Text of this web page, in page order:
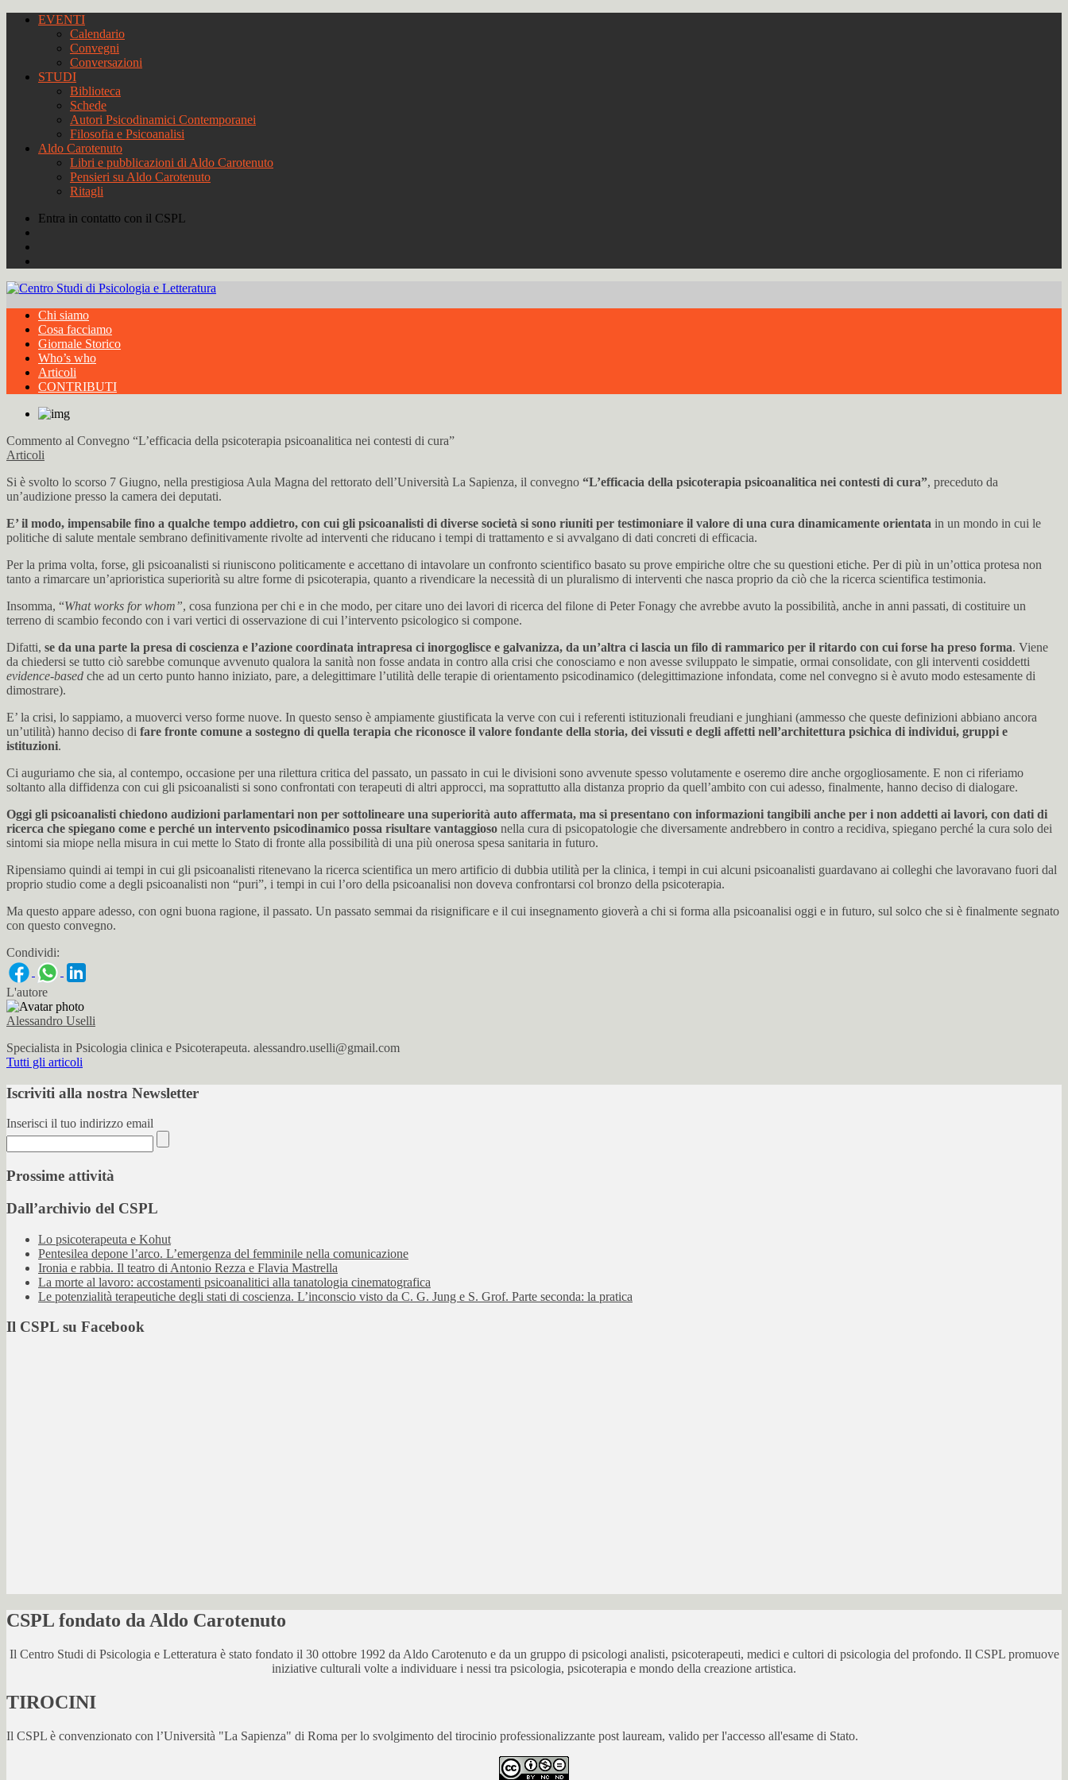
EVENTI
Calendario
Convegni
Conversazioni
STUDI
Biblioteca
Schede
Autori Psicodinamici Contemporanei
Filosofia e Psicoanalisi
Aldo Carotenuto
Libri e pubblicazioni di Aldo Carotenuto
Pensieri su Aldo Carotenuto
Ritagli
Entra in contatto con il CSPL
Chi siamo
Cosa facciamo
Giornale Storico
Who’s who
Articoli
CONTRIBUTI
Commento al Convegno “L’efficacia della psicoterapia psicoanalitica nei contesti di cura”
Articoli
Si è svolto lo scorso 7 Giugno, nella prestigiosa Aula Magna del rettorato dell’Università La Sapienza, il convegno “L’efficacia della psicoterapia psicoanalitica nei contesti di cura”, preceduto da
un’audizione presso la camera dei deputati.
E’ il modo, impensabile fino a qualche tempo addietro, con cui gli psicoanalisti di diverse società si sono riuniti per testimoniare il valore di una cura dinamicamente orientata in un mondo in cui le
politiche di salute mentale sembrano definitivamente rivolte ad interventi che riducano i tempi di trattamento e si avvalgano di dati concreti di efficacia.
Per la prima volta, forse, gli psicoanalisti si riuniscono politicamente e accettano di intavolare un confronto scientifico basato su prove empiriche oltre che su questioni etiche. Per di più in un’ottica protesa non
tanto a rimarcare un’aprioristica superiorità su altre forme di psicoterapia, quanto a rivendicare la necessità di un pluralismo di interventi che nasca proprio da ciò che la ricerca scientifica testimonia.
Insomma, “What works for whom”, cosa funziona per chi e in che modo, per citare uno dei lavori di ricerca del filone di Peter Fonagy che avrebbe avuto la possibilità, anche in anni passati, di costituire un
terreno di scambio fecondo con i vari vertici di osservazione di cui l’intervento psicologico si compone.
Difatti, se da una parte la presa di coscienza e l’azione coordinata intrapresa ci inorgoglisce e galvanizza, da un’altra ci lascia un filo di rammarico per il ritardo con cui forse ha preso forma. Viene
da chiedersi se tutto ciò sarebbe comunque avvenuto qualora la sanità non fosse andata in contro alla crisi che conosciamo e non avesse sviluppato le simpatie, ormai consolidate, con gli interventi cosiddetti
evidence-based che ad un certo punto hanno iniziato, pare, a delegittimare l’utilità delle terapie di orientamento psicodinamico (delegittimazione infondata, come nel convegno si è avuto modo estesamente di
dimostrare).
E’ la crisi, lo sappiamo, a muoverci verso forme nuove. In questo senso è ampiamente giustificata la verve con cui i referenti istituzionali freudiani e junghiani (ammesso che queste definizioni abbiano ancora
un’utilità) hanno deciso di fare fronte comune a sostegno di quella terapia che riconosce il valore fondante della storia, dei vissuti e degli affetti nell’architettura psichica di individui, gruppi e
istituzioni.
Ci auguriamo che sia, al contempo, occasione per una rilettura critica del passato, un passato in cui le divisioni sono avvenute spesso volutamente e oseremo dire anche orgogliosamente. E non ci riferiamo
soltanto alla diffidenza con cui gli psicoanalisti si sono confrontati con terapeuti di altri approcci, ma soprattutto alla distanza proprio da quell’ambito con cui adesso, finalmente, hanno deciso di dialogare.
Oggi gli psicoanalisti chiedono audizioni parlamentari non per sottolineare una superiorità auto affermata, ma si presentano con informazioni tangibili anche per i non addetti ai lavori, con dati di
ricerca che spiegano come e perché un intervento psicodinamico possa risultare vantaggioso nella cura di psicopatologie che diversamente andrebbero in contro a recidiva, spiegano perché la cura solo dei
sintomi sia miope nella misura in cui mette lo Stato di fronte alla possibilità di una più onerosa spesa sanitaria in futuro.
Ripensiamo quindi ai tempi in cui gli psicoanalisti ritenevano la ricerca scientifica un mero artificio di dubbia utilità per la clinica, i tempi in cui alcuni psicoanalisti guardavano ai colleghi che lavoravano fuori dal
proprio studio come a degli psicoanalisti non “puri”, i tempi in cui l’oro della psicoanalisi non doveva confrontarsi col bronzo della psicoterapia.
Ma questo appare adesso, con ogni buona ragione, il passato. Un passato semmai da risignificare e il cui insegnamento gioverà a chi si forma alla psicoanalisi oggi e in futuro, sul solco che si è finalmente segnato
con questo convegno.
Condividi:
L'autore
Alessandro Uselli
Specialista in Psicologia clinica e Psicoterapeuta. alessandro.uselli@gmail.com
Tutti gli articoli
Iscriviti alla nostra Newsletter
Inserisci il tuo indirizzo email
Prossime attività
Dall’archivio del CSPL
Lo psicoterapeuta e Kohut
Pentesilea depone l’arco. L’emergenza del femminile nella comunicazione
Ironia e rabbia. Il teatro di Antonio Rezza e Flavia Mastrella
La morte al lavoro: accostamenti psicoanalitici alla tanatologia cinematografica
Le potenzialità terapeutiche degli stati di coscienza. L’inconscio visto da C. G. Jung e S. Grof. Parte seconda: la pratica
Il CSPL su Facebook
CSPL fondato da Aldo Carotenuto
Il Centro Studi di Psicologia e Letteratura è stato fondato il 30 ottobre 1992 da Aldo Carotenuto e da un gruppo di psicologi analisti, psicoterapeuti, medici e cultori di psicologia del profondo. Il CSPL promuove
iniziative culturali volte a individuare i nessi tra psicologia, psicoterapia e mondo della creazione artistica.
TIROCINI
Il CSPL è convenzionato con l’Università "La Sapienza" di Roma per lo svolgimento del tirocinio professionalizzante post lauream, valido per l'accesso all'esame di Stato.